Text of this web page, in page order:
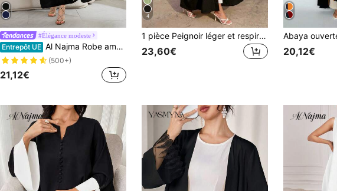
#Élégance modeste
Entrepôt UE Al Najma Robe ample et élégante pour femme avec arabesques et épissure, ceinturée avec manches longues. Robe de dessous portée sous une abaya, jalabiya longue et modeste
(500+)
21,12€
4
1 pièce Peignoir léger et respirant à manches chauve-souris jaune pour femmes, design simple et élégant noir automne
23,60€ 20,12€